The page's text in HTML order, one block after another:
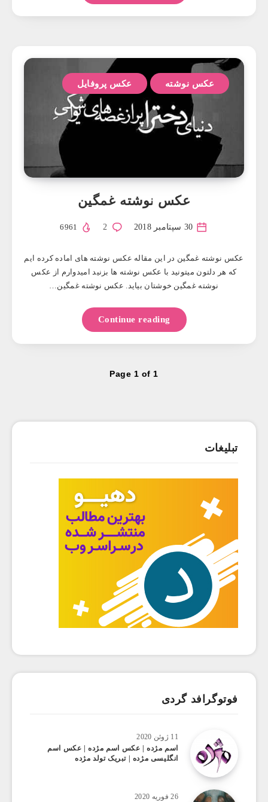
عکس نوشته عکس پروفایل
عکس نوشته غمگين
2
عکس نوشته غمگين در این مقاله عکس نوشته های اماده کرده ایم
که هر دلتون میتونید با عکس نوشته ها بزنید امیدوارم از عکس
نوشته غمگین خوشتان بیاید. عکس نوشته غمگين…
Continue reading
Page 1 of 1
تبلیغات
فوتوگرافد گردی
11 ژوئن 2020
اسم مژده | عکس اسم مژده | عکس اسم
انگلیسی مژده | تبریک تولد مژده
26 فوریه 2020